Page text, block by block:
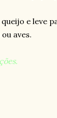
e leve
aves.